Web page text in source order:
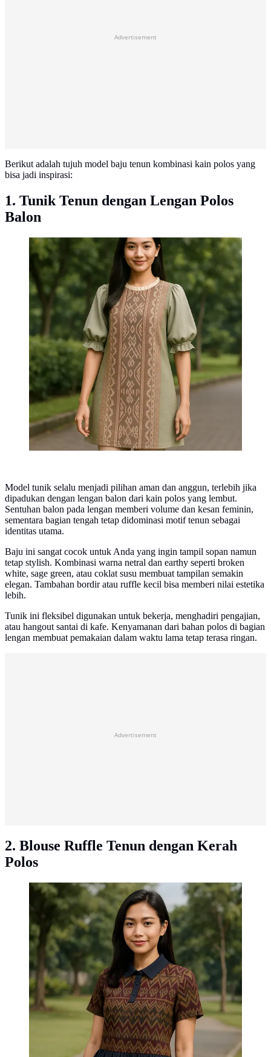
Advertisement
Berikut adalah tujuh model baju tenun kombinasi kain polos yang
bisa jadi inspirasi:
1. Tunik Tenun dengan Lengan Polos
Balon
7 Model Baju Tenun Kombinasi Kain Polos, Simpel
tapi Anggun untuk Segala Acara (sumber:AI)
Model tunik selalu menjadi pilihan aman dan anggun, terlebih jika
dipadukan dengan lengan balon dari kain polos yang lembut.
Sentuhan balon pada lengan memberi volume dan kesan feminin,
sementara bagian tengah tetap didominasi motif tenun sebagai
identitas utama.
Baju ini sangat cocok untuk Anda yang ingin tampil sopan namun
tetap stylish. Kombinasi warna netral dan earthy seperti broken
white, sage green, atau coklat susu membuat tampilan semakin
elegan. Tambahan bordir atau ruffle kecil bisa memberi nilai estetika
lebih.
Tunik ini fleksibel digunakan untuk bekerja, menghadiri pengajian,
atau hangout santai di kafe. Kenyamanan dari bahan polos di bagian
lengan membuat pemakaian dalam waktu lama tetap terasa ringan.
Advertisement
2. Blouse Ruffle Tenun dengan Kerah
Polos